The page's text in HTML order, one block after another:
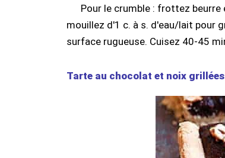
Pour le crumble : frottez beurre
mouillez d'1 c. à s. d'eau/lait pour
surface rugueuse. Cuisez 40-45
Tarte au chocolat et noix grillées